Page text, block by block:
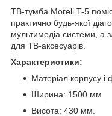
ТВ-тумба Moreli T-5
практично будь-якої
мультимедіа системи, а
для ТВ-аксесуарів.
Характеристики:
Матеріал корпусу
Ширина: 1500 мм
Висота: 430 мм.